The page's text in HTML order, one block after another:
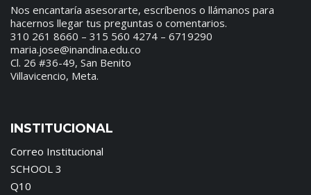
Nos encantaría asesorarte, escríbenos o llámanos para
hacernos llegar tus preguntas o comentarios.
310 261 8660 – 315 560 4274 – 6719290
maria.jose@inandina.edu.co
Cl. 26 #36-49, San Benito
Villavicencio, Meta.
INSTITUCIONAL
Correo Institucional
SCHOOL 3
Q10